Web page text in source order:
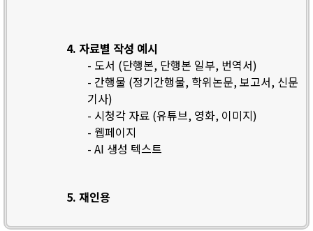
4. 자료별 작성 예시
- 도서 (단행본, 단행본 일부, 번역서)
- 간행물 (정기간행물, 학위논문, 보고서, 신문
기사)
- 시청각 자료 (유튜브, 영화, 이미지)
- 웹페이지
- AI 생성 텍스트
5. 재인용